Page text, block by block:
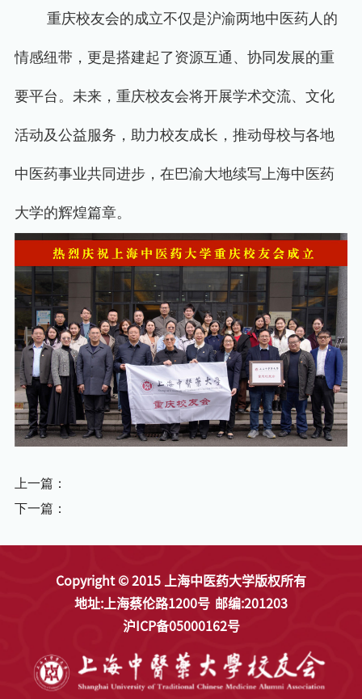
重庆校友会的成立不仅是沪渝两地中医药人的
情感纽带，更是搭建起了资源互通、协同发展的重
要平台。未来，重庆校友会将开展学术交流、文化
活动及公益服务，助力校友成长，推动母校与各地
中医药事业共同进步，在巴渝大地续写上海中医药
大学的辉煌篇章。
上一篇：
下一篇：
Copyright © 2015 上海中医药大学版权所有
地址:上海蔡伦路1200号 邮编:201203
沪ICP备05000162号